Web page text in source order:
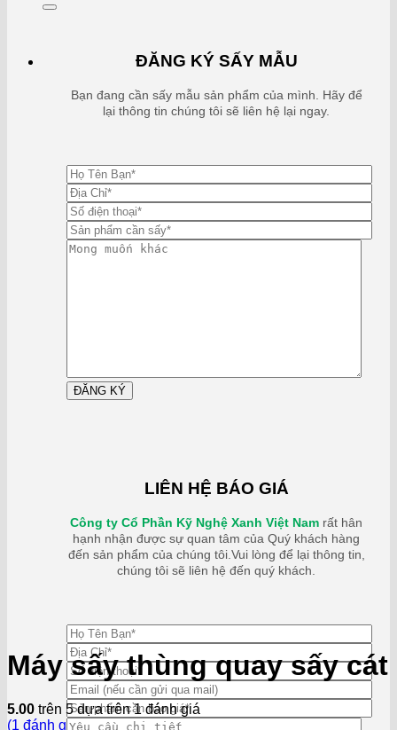
ĐĂNG KÝ SẤY MẪU
Bạn đang cần sấy mẫu sản phẩm của mình. Hãy để
lại thông tin chúng tôi sẽ liên hệ lại ngay.
LIÊN HỆ BÁO GIÁ
Công ty Cổ Phần Kỹ Nghệ Xanh Việt Nam rất hân
hạnh nhận được sự quan tâm của Quý khách hàng
đến sản phẩm của chúng tôi.Vui lòng để lại thông tin,
chúng tôi sẽ liên hệ đến quý khách.
Máy sấy thùng quay sấy cát
5.00 trên 5 dựa trên1đánh giá
(1 đánh giá của khách hàng)